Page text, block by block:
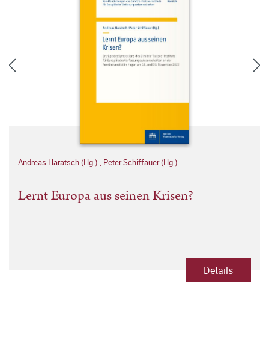
Andreas Haratsch (Hg.) , Peter Schiffauer (Hg.)
Lernt Europa aus seinen Krisen?
Details